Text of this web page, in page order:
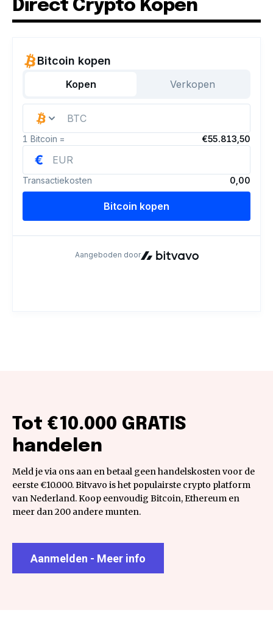
Direct Crypto Kopen
Tot €10.000 GRATIS
handelen
Meld je via ons aan en betaal geen handelskosten voor de
eerste €10.000. Bitvavo is het populairste crypto platform
van Nederland. Koop eenvoudig Bitcoin, Ethereum en
meer dan 200 andere munten.
Aanmelden - Meer info